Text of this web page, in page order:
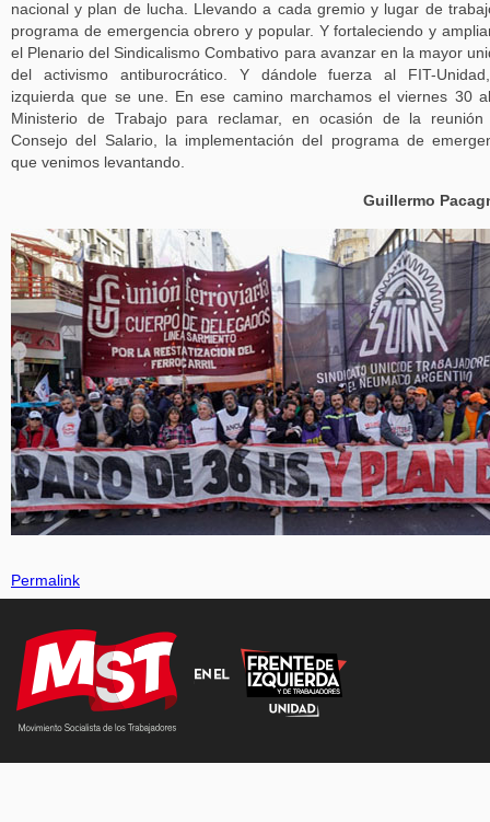
nacional y plan de lucha. Llevando a cada gremio y lugar de
programa de emergencia obrero y popular. Y fortaleciendo y
el Plenario del Sindicalismo Combativo para avanzar en la mayor
del activismo antiburocrático. Y dándole fuerza al FIT-
izquierda que se une. En ese camino marchamos el viernes 30
Ministerio de Trabajo para reclamar, en ocasión de la reunión
Consejo del Salario, la implementación del programa de
que venimos levantando.
Guillermo
Permalink